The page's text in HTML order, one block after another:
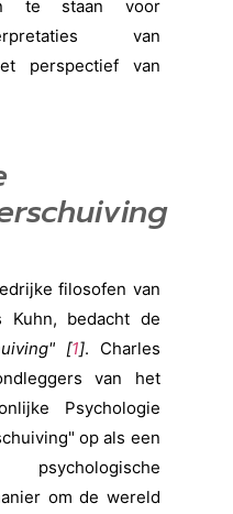
te staan voor
van
perspectief van
filosofen van
Kuhn, bedacht de
[1]. Charles
van het
Psychologie
op als een
om de wereld